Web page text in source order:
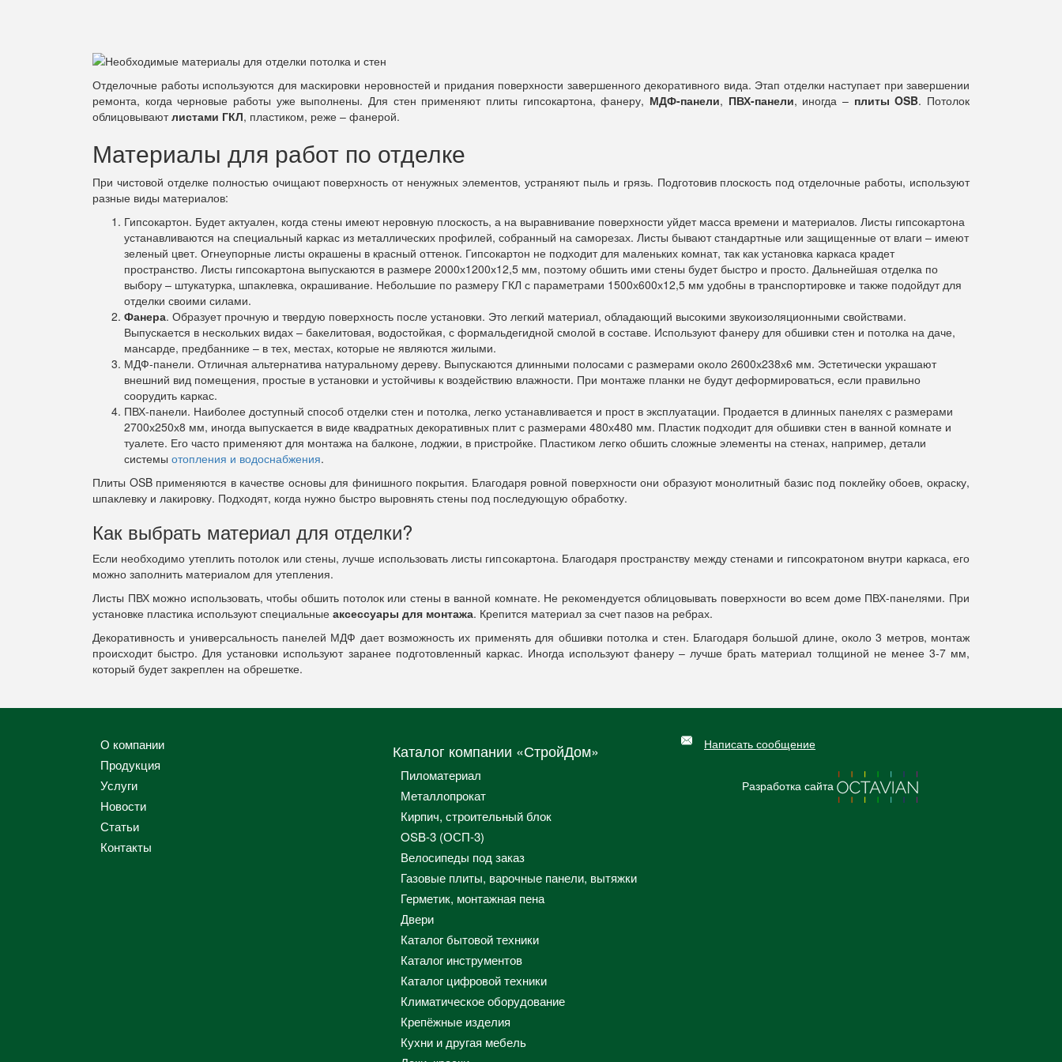
Отделочные работы используются для маскировки неровностей и придания поверхности завершенного декоративного вида. Этап отделки наступает при завершении
ремонта, когда черновые работы уже выполнены. Для стен применяют плиты гипсокартона, фанеру, МДФ-панели, ПВХ-панели, иногда – плиты OSB. Потолок
облицовываютлистами ГКЛ, пластиком, реже – фанерой.
Материалы для работ по отделке
При чистовой отделке полностью очищают поверхность от ненужных элементов, устраняют пыль и грязь. Подготовив плоскость под отделочные работы, используют
разные виды материалов:
Гипсокартон. Будет актуален, когда стены имеют неровную плоскость, а на выравнивание поверхности уйдет масса времени и материалов. Листы гипсокартона
устанавливаются на специальный каркас из металлических профилей, собранный на саморезах. Листы бывают стандартные или защищенные от влаги – имеют
зеленый цвет. Огнеупорные листы окрашены в красный оттенок. Гипсокартон не подходит для маленьких комнат, так как установка каркаса крадет
пространство. Листы гипсокартона выпускаются в размере 2000х1200х12,5 мм, поэтому обшить ими стены будет быстро и просто. Дальнейшая отделка по
выбору – штукатурка, шпаклевка, окрашивание. Небольшие по размеру ГКЛ с параметрами 1500х600х12,5 мм удобны в транспортировке и также подойдут для
отделки своими силами.
Фанера. Образует прочную и твердую поверхность после установки. Это легкий материал, обладающий высокими звукоизоляционными свойствами.
Выпускается в нескольких видах – бакелитовая, водостойкая, с формальдегидной смолой в составе. Используют фанеру для обшивки стен и потолка на даче,
мансарде, предбаннике – в тех, местах, которые не являются жилыми.
МДФ-панели. Отличная альтернатива натуральному дереву. Выпускаются длинными полосами с размерами около 2600х238х6 мм. Эстетически украшают
внешний вид помещения, простые в установки и устойчивы к воздействию влажности. При монтаже планки не будут деформироваться, если правильно
соорудить каркас.
ПВХ-панели. Наиболее доступный способ отделки стен и потолка, легко устанавливается и прост в эксплуатации. Продается в длинных панелях с размерами
2700х250х8 мм, иногда выпускается в виде квадратных декоративных плит с размерами 480х480 мм. Пластик подходит для обшивки стен в ванной комнате и
туалете. Его часто применяют для монтажа на балконе, лоджии, в пристройке. Пластиком легко обшить сложные элементы на стенах, например, детали
системы отопления и водоснабжения.
Плиты OSB применяются в качестве основы для финишного покрытия. Благодаря ровной поверхности они образуют монолитный базис под поклейку обоев, окраску,
шпаклевку и лакировку. Подходят, когда нужно быстро выровнять стены под последующую обработку.
Как выбрать материал для отделки?
Если необходимо утеплить потолок или стены, лучше использовать листы гипсокартона. Благодаря пространству между стенами и гипсократоном внутри каркаса, его
можно заполнить материалом для утепления.
Листы ПВХ можно использовать, чтобы обшить потолок или стены в ванной комнате. Не рекомендуется облицовывать поверхности во всем доме ПВХ-панелями. При
установке пластика используют специальные аксессуары для монтажа. Крепится материал за счет пазов на ребрах.
Декоративность и универсальность панелей МДФ дает возможность их применять для обшивки потолка и стен. Благодаря большой длине, около 3 метров, монтаж
происходит быстро. Для установки используют заранее подготовленный каркас. Иногда используют фанеру – лучше брать материал толщиной не менее 3-7 мм,
который будет закреплен на обрешетке.
О компании
Продукция
Услуги
Новости
Статьи
Контакты
Каталог компании «СтройДом»
Пиломатериал
Металлопрокат
Кирпич, строительный блок
OSB-3 (ОСП-3)
Велосипеды под заказ
Газовые плиты, варочные панели, вытяжки
Герметик, монтажная пена
Двери
Каталог бытовой техники
Каталог инструментов
Каталог цифровой техники
Климатическое оборудование
Крепёжные изделия
Кухни и другая мебель
Написать сообщение
Разработка сайта